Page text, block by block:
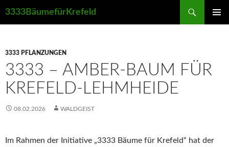
3333BäumefürKrefeld
3333 PFLANZUNGEN
3333 – AMBER-BAUM FÜR
KREFELD-LEHMHEIDE
08.02.2026 WALDGEIST
Im Rahmen der Initiative „3333 Bäume für Krefeld“ hat der